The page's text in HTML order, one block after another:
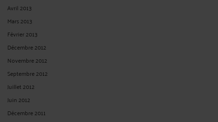
Avril 2013
Mars 2013
Février 2013
Décembre 2012
Novembre 2012
Septembre 2012
Juillet 2012
Juin 2012
Décembre 2011